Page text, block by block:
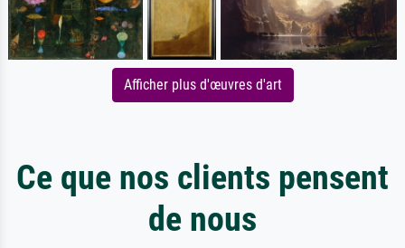
Afficher plus d'œuvres d'art
Ce que nos clients pensent
de nous